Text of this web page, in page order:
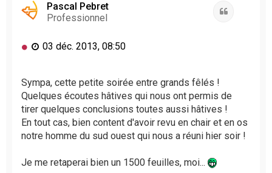
n
l
Pascal Pebret
Professionnel
M
s
a
g
e
n
o
l
03 déc. 2013, 08:50
Sympa, cette petite soirée entre grands fêlés !
Quelques écoutes hâtives qui nous ont permis de
tirer quelques conclusions toutes aussi hâtives !
En tout cas, bien content d'avoir revu en chair et en os
notre homme du sud ouest qui nous a réuni hier soir !
Je me retaperai bien un 1500 feuilles, moi...